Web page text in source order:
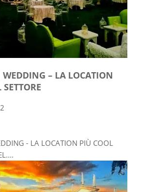
– LA LOCATION
- LA LOCATION PIÙ COOL